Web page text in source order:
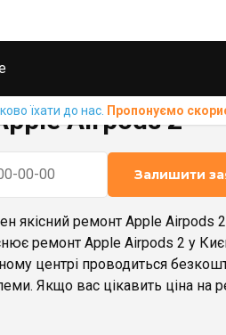
їхати до нас. Пропонуємо
2
Airpods 2
Залишити
якісний ремонт Apple Airpods
ремонт Apple Airpods 2 у
центрі проводиться
Якщо вас цікавить ціна на